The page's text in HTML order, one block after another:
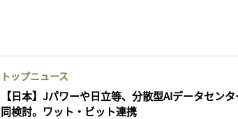
トップニュース
【日本】Jパワーや日立等、分散型AIデータセン
同検討。ワット・ビット連携